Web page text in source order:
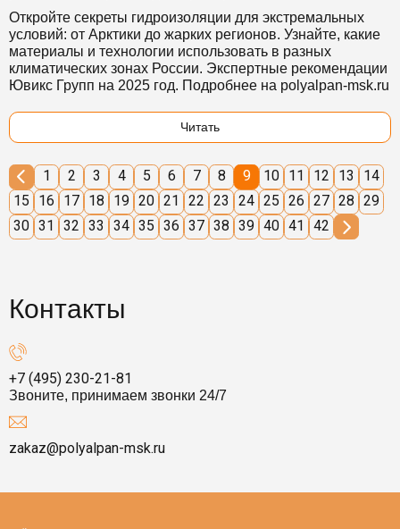
Откройте секреты гидроизоляции для экстремальных
условий: от Арктики до жарких регионов. Узнайте, какие
материалы и технологии использовать в разных
климатических зонах России. Экспертные рекомендации
Ювикс Групп на 2025 год. Подробнее на polyalpan-msk.ru
Читать
1 2 3 4 5 6 7 8 9 10 11 12 13
14
15
16 17 18 19 20 21 22 23 24 25 26 27 28 29
30 31 32 33 34 35 36 37 38 39 40 41 42
Контакты
+7 (495) 230-21-81
Звоните, принимаем звонки 24/7
zakaz@polyalpan-msk.ru